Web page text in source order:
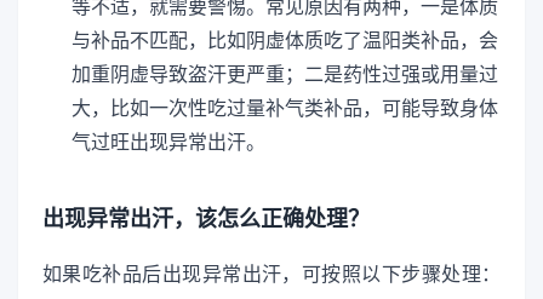
等不适，就需要警惕。常见原因有两种，一是体质
与补品不匹配，比如阴虚体质吃了温阳类补品，会
加重阴虚导致盗汗更严重；二是药性过强或用量过
大，比如一次性吃过量补气类补品，可能导致身体
气过旺出现异常出汗。
出现异常出汗，该怎么正确处理？
如果吃补品后出现异常出汗，可按照以下步骤处理：